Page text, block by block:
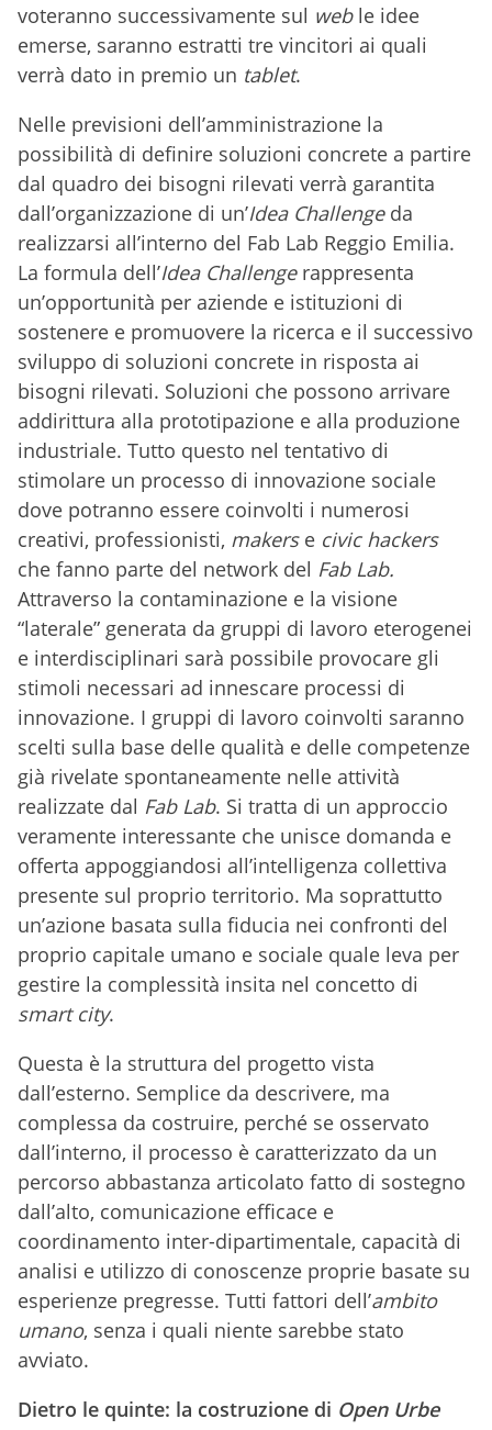
voteranno successivamente sul weble idee
emerse, saranno estratti tre vincitori ai quali
verrà dato in premio un tablet.
Nelle previsioni dell’amministrazione la
possibilità di definire soluzioni concrete a partire
dal quadro dei bisogni rilevati verrà garantita
dall’organizzazione di un’Idea Challenge da
realizzarsi all’interno del Fab Lab Reggio Emilia.
La formula dell’Idea Challenge rappresenta
un’opportunità per aziende e istituzioni di
sostenere e promuovere la ricerca e il successivo
sviluppo di soluzioni concrete in risposta ai
bisogni rilevati. Soluzioni che possono arrivare
addirittura alla prototipazione e alla produzione
industriale. Tutto questo nel tentativo di
stimolare un processo di innovazione sociale
dove potranno essere coinvolti i numerosi
creativi, professionisti, makerse civic hackers
che fanno parte del network del Fab Lab.
Attraverso la contaminazione e la visione
“laterale” generata da gruppi di lavoro eterogenei
e interdisciplinari sarà possibile provocare gli
stimoli necessari ad innescare processi di
innovazione. I gruppi di lavoro coinvolti saranno
scelti sulla base delle qualità e delle competenze
già rivelate spontaneamente nelle attività
realizzate dal Fab Lab. Si tratta di un approccio
veramente interessante che unisce domanda e
offerta appoggiandosi all’intelligenza collettiva
presente sul proprio territorio. Ma soprattutto
un’azione basata sulla fiducia nei confronti del
proprio capitale umano e sociale quale leva per
gestire la complessità insita nel concetto di
smart city.
Questa è la struttura del progetto vista
dall’esterno. Semplice da descrivere, ma
complessa da costruire, perché se osservato
dall’interno, il processo è caratterizzato da un
percorso abbastanza articolato fatto di sostegno
dall’alto, comunicazione efficace e
coordinamento inter-dipartimentale, capacità di
analisi e utilizzo di conoscenze proprie basate su
esperienze pregresse. Tutti fattori dell’ambito
umano, senza i quali niente sarebbe stato
avviato.
Dietro le quinte: la costruzione di Open Urbe